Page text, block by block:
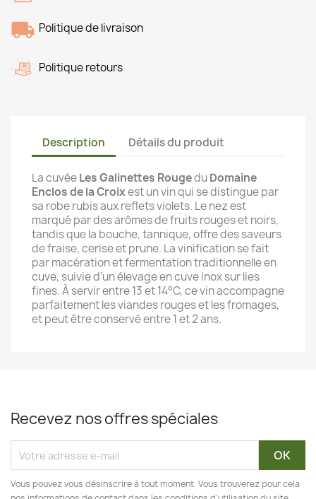
Politique de livraison
Politique retours
Description Détails du produit
La cuvéeLes Galinettes RougeduDomaine
Enclos de la Croixest un vin qui se distingue par
sa robe rubis aux reflets violets. Le nez est
marqué par des arômes de fruits rouges et noirs,
tandis que la bouche, tannique, offre des saveurs
de fraise, cerise et prune. La vinification se fait
par macération et fermentation traditionnelle en
cuve, suivie d’un élevage en cuve inox sur lies
fines. À servir entre 13 et 14°C, ce vin accompagne
parfaitement les viandes rouges et les fromages,
et peut être conservé entre 1 et 2 ans.
Recevez nos offres spéciales
Vous pouvez vous désinscrire à tout moment. Vous trouverez pour cela